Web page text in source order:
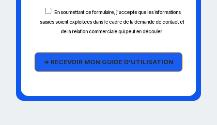
En soumettant ce formulaire, j'accepte que les informations
saisies soient exploitées dans le cadre de la demande de contact et
de la relation commerciale qui peut en découler.